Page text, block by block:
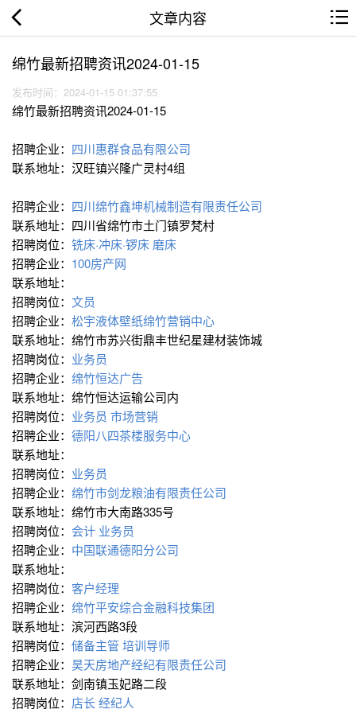
文章内容
绵竹最新招聘资讯2024-01-15
发布时间：2024-01-15 01:37:55
绵竹最新招聘资讯2024-01-15
招聘企业： 四川惠群食品有限公司
联系地址：汉旺镇兴隆广灵村4组
招聘企业： 四川绵竹鑫坤机械制造有限责任公司
联系地址：四川省绵竹市土门镇罗梵村
招聘岗位： 铣床·冲床·锣床 磨床
招聘企业： 100房产网
联系地址：
招聘岗位： 文员
招聘企业： 松宇液体壁纸绵竹营销中心
联系地址：绵竹市苏兴街鼎丰世纪星建材装饰城
招聘岗位： 业务员
招聘企业： 绵竹恒达广告
联系地址：绵竹恒达运输公司内
招聘岗位： 业务员 市场营销
招聘企业： 德阳八四茶楼服务中心
联系地址：
招聘岗位： 业务员
招聘企业： 绵竹市剑龙粮油有限责任公司
联系地址：绵竹市大南路335号
招聘岗位： 会计 业务员
招聘企业： 中国联通德阳分公司
联系地址：
招聘岗位： 客户经理
招聘企业： 绵竹平安综合金融科技集团
联系地址：滨河西路3段
招聘岗位： 储备主管 培训导师
招聘企业： 昊天房地产经纪有限责任公司
联系地址：剑南镇玉妃路二段
招聘岗位： 店长经纪人